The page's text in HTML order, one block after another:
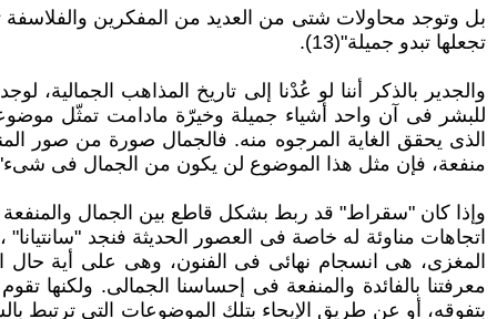
بل وتوجد محاولات شتى من العديد من المفكرين والفلاسفة
تجعلها تبدو جميلة"(13).
والجدير بالذكر أننا لو عُدْنا إلى تاريخ المذاهب
للبشر فى آن واحد أشياء جميلة وخيرّة مادامت تمثّل
الذى يحقق الغاية المرجوه منه. فالجمال صورة من صور
منفعة، فإن مثل هذا الموضوع لن يكون من الجمال فى
وإذا كان "سقراط" قد ربط بشكل قاطع بين الجمال والمنفعة
اتجاهات مناوئة له خاصة فى العصور الحديثة فنجد
معرفتنا بالفائدة والمنفعة فى إحساسنا الجمالى. ولكنها